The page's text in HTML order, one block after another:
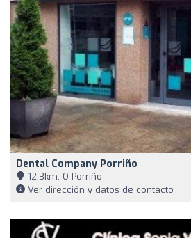
Dental Company Porriño
12,3km, O Porriño
Ver dirección y datos de contacto